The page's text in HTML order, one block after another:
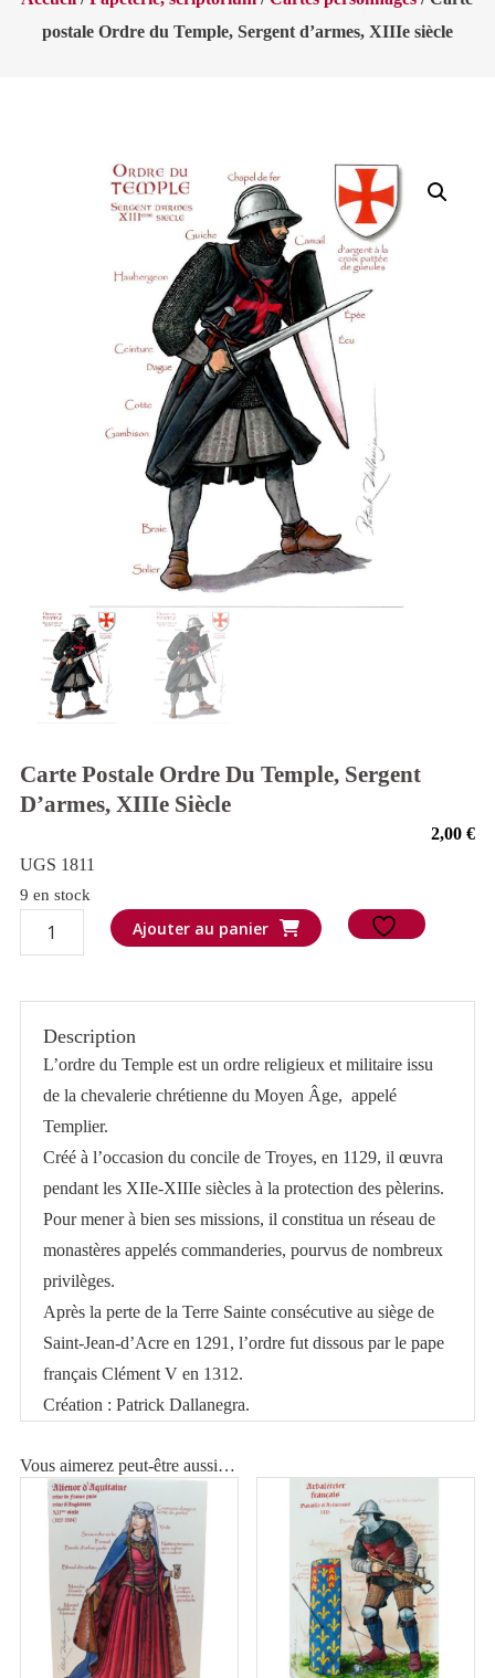
postale Ordre du Temple, Sergent d’armes, XIIIe siècle
Carte Postale Ordre Du Temple, Sergent
D’armes, XIIIe Siècle
2,00€
UGS 1811
9 en stock
quantité
de
Ordre
XIIIe
Ajouter au panier
Description
L’ordre du Temple est un ordre religieux et militaire issu
de la chevalerie chrétienne du Moyen Âge, appelé
Templier.
Créé à l’occasion du concile de Troyes, en 1129, il œuvra
pendant les XIIe-XIIIe siècles à la protection des pèlerins.
Pour mener à bien ses missions, il constitua un réseau de
monastères appelés commanderies, pourvus de nombreux
privilèges.
Après la perte de la Terre Sainte consécutive au siège de
Saint-Jean-d’Acre en 1291, l’ordre fut dissous par le pape
français Clément V en 1312.
Création : Patrick Dallanegra.
Vous aimerez peut-être aussi…